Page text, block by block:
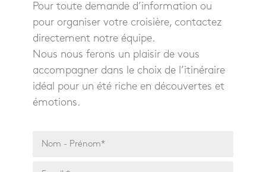
Pour toute demande d’information ou
pour organiser votre croisière, contactez
directement notre équipe.
Nous nous ferons un plaisir de vous
accompagner dans le choix de l’itinéraire
idéal pour un été riche en découvertes et
émotions.